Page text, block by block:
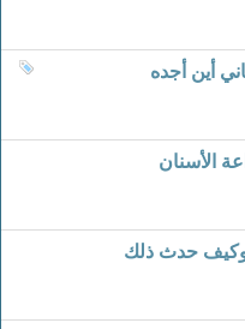
أين أجده
الأسنان
حدث ذلك